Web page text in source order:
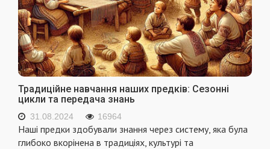
Традиційне навчання наших предків: Сезонні
цикли та передача знань
31.08.2024 16964
Наші предки здобували знання через систему, яка була
глибоко вкорінена в традиціях, культурі та